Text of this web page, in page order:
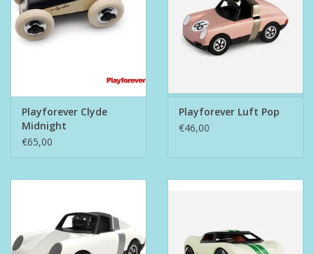
Playforever Clyde
Midnight
€65,00
Playforever Luft Pop
€46,00